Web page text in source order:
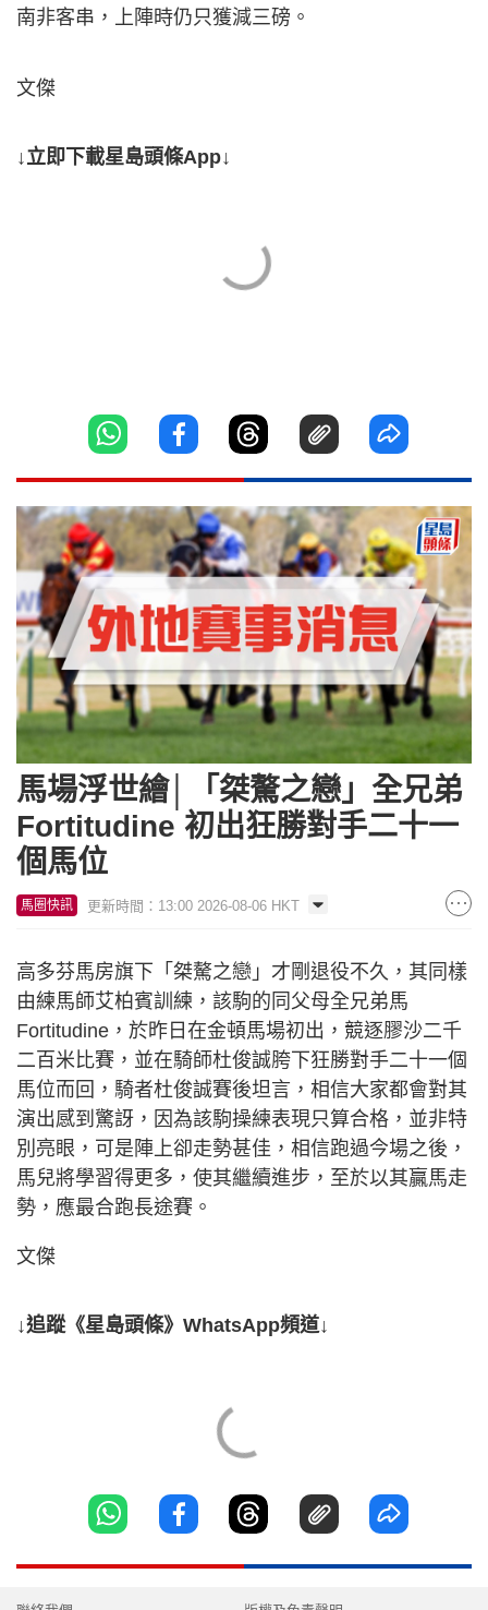
南非客串，上陣時仍只獲減三磅。
文傑
↓立即下載星島頭條App↓
馬場浮世繪│「桀驁之戀」全兄弟
Fortitudine 初出狂勝對手二十一
個馬位
馬圈快訊 更新時間：13:00 2026-08-06 HKT
高多芬馬房旗下「桀驁之戀」才剛退役不久，其同樣
由練馬師艾柏賓訓練，該駒的同父母全兄弟馬
Fortitudine，於昨日在金頓馬場初出，競逐膠沙二千
二百米比賽，並在騎師杜俊誠胯下狂勝對手二十一個
馬位而回，騎者杜俊誠賽後坦言，相信大家都會對其
演出感到驚訝，因為該駒操練表現只算合格，並非特
別亮眼，可是陣上卻走勢甚佳，相信跑過今場之後，
馬兒將學習得更多，使其繼續進步，至於以其贏馬走
勢，應最合跑長途賽。
文傑
↓追蹤《星島頭條》WhatsApp頻道↓